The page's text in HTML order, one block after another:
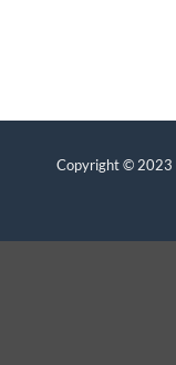
Copyright © 2023